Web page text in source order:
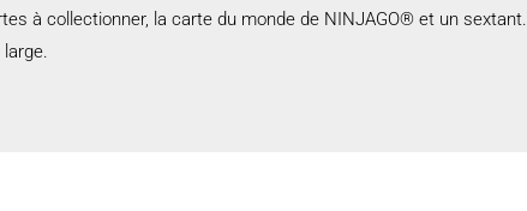
à collectionner, la carte du monde de NINJAGO® et un sextant.